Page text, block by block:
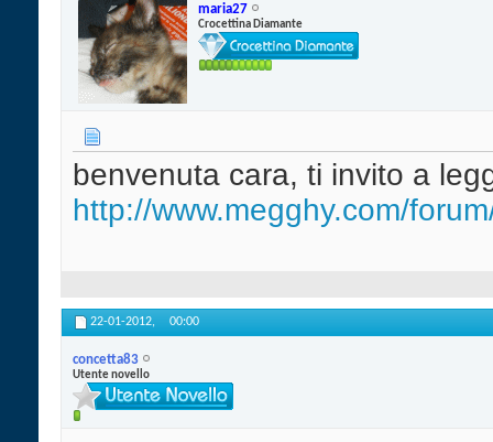
maria27
Crocettina Diamante
benvenuta cara, ti invito a
http://www.megghy.com/
22-01-2012, 00:00
concetta83
Utente novello